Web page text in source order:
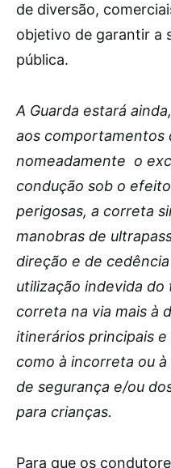
de diversão,
objetivo de garantir a
pública.
A Guarda estará
aos comportamentos
nomeadamente o
condução sob o
perigosas, a correta
manobras de
direção e de
utilização indevida do
correta na via mais à
itinerários principais
como à incorreta ou
de segurança e/ou
para crianças.
Para que os